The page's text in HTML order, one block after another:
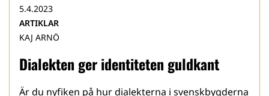
Dialekten ger identiteten guldkant
5.4.2023
ARTIKLAR
KAJ ARNÖ
Är du nyfiken på hur dialekterna i svenskbygderna